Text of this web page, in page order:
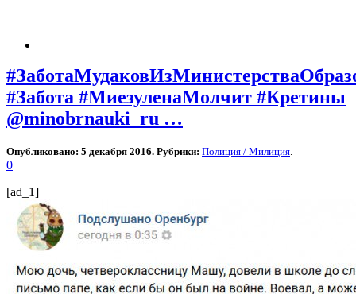
#Забота #МиезуленаМолчит #Кретины
@minobrnauki_ru …
Опубликовано: 5 декабря 2016. Рубрики: Полиция / Милиция
0
[ad_1]